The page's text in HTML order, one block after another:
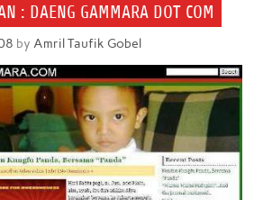
: DAENG GAMMARA DOT COM
by Amril Taufik Gobel